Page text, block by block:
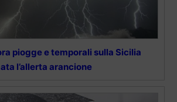
piogge e temporali sulla Sicilia
l’allerta arancione